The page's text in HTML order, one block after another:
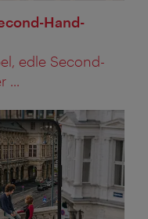
Hand-
edle Second-
...